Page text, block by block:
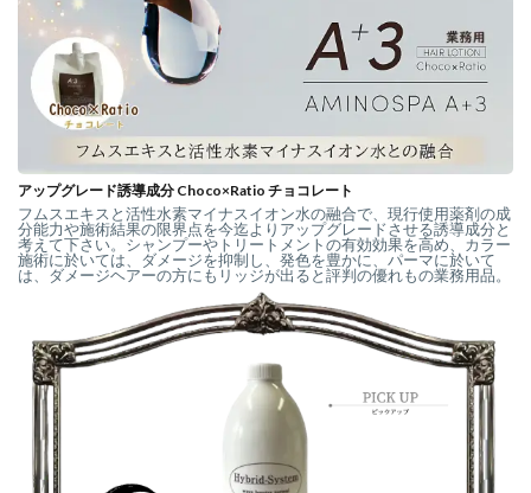
アップグレード誘導成分 Choco×Ratio チョコレート
フムスエキスと活性水素マイナスイオン水の融合で、現行使用薬剤の成
分能力や施術結果の限界点を今迄よりアップグレードさせる誘導成分と
考えて下さい。シャンプーやトリートメントの有効効果を高め、カラー
施術に於いては、ダメージを抑制し、発色を豊かに、パーマに於いて
は、ダメージヘアーの方にもリッジが出ると評判の優れもの業務用品。